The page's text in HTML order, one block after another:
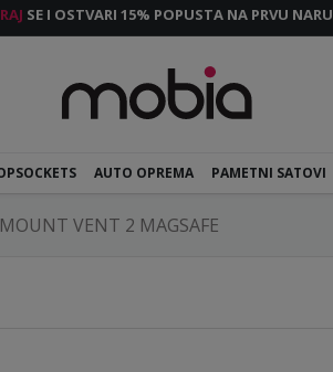
SE I OSTVARI 15% POPUSTA NA PRVU
AUTO OPREMA PAMETNI SATOVI
VENT 2 MAGSAFE